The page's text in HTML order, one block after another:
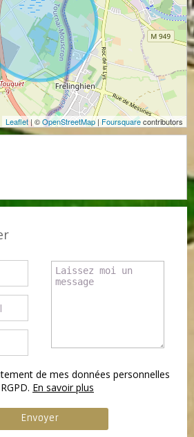
Leaflet| ©OpenStreetMap|Foursquarecontributors
de mes données personnelles
En savoir plus